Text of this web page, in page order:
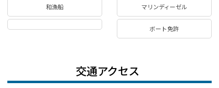
和漁船 マリンディーゼル
ボート免許
交通アクセス